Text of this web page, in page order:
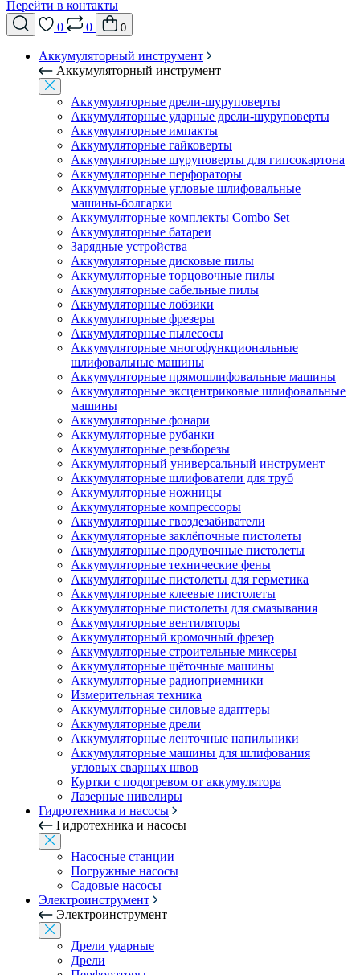
Перейти в контакты
0
0 0
Аккумуляторный инструмент
Аккумуляторный инструмент
Аккумуляторные дрели-шуруповерты
Аккумуляторные ударные дрели-шуруповерты
Аккумуляторные импакты
Аккумуляторные гайковерты
Аккумуляторные шуруповерты для гипсокартона
Аккумуляторные перфораторы
Аккумуляторные угловые шлифовальные
машины-болгарки
Аккумуляторные комплекты Combo Set
Аккумуляторные батареи
Зарядные устройства
Аккумуляторные дисковые пилы
Аккумуляторные торцовочные пилы
Аккумуляторные сабельные пилы
Аккумуляторные лобзики
Аккумуляторные фрезеры
Аккумуляторные пылесосы
Аккумуляторные многофункциональные
шлифовальные машины
Аккумуляторные прямошлифовальные машины
Аккумуляторные эксцентриковые шлифовальные
машины
Аккумуляторные фонари
Аккумуляторные рубанки
Аккумуляторные резьборезы
Аккумуляторный универсальный инструмент
Аккумуляторные шлифователи для труб
Аккумуляторные ножницы
Аккумуляторные компрессоры
Аккумуляторные гвоздезабиватели
Аккумуляторные заклёпочные пистолеты
Аккумуляторные продувочные пистолеты
Аккумуляторные технические фены
Аккумуляторные пистолеты для герметика
Аккумуляторные клеевые пистолеты
Аккумуляторные пистолеты для смазывания
Аккумуляторные вентиляторы
Аккумуляторный кромочный фрезер
Аккумуляторные строительные миксеры
Аккумуляторные щёточные машины
Аккумуляторные радиоприемники
Измерительная техника
Аккумуляторные силовые адаптеры
Аккумуляторные дрели
Аккумуляторные ленточные напильники
Аккумуляторные машины для шлифования
угловых сварных швов
Куртки с подогревом от аккумулятора
Лазерные нивелиры
Гидротехника и насосы
Гидротехника и насосы
Насосные станции
Погружные насосы
Садовые насосы
Электроинструмент
Электроинструмент
Дрели ударные
Дрели